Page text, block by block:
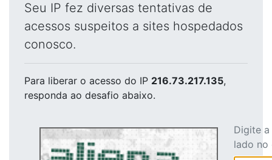
Seu IP fez diversas tentativas de
acessos suspeitos a sites hospedados
conosco.
Para liberar o acesso do IP 216.73.217.135,
responda ao desafio abaixo.
Digite
lado no